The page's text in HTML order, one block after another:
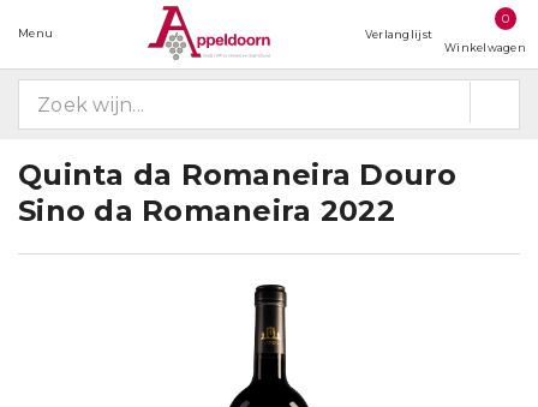
Menu Verlanglijst
0
Winkelwagen
Quinta da Romaneira Douro
Sino da Romaneira 2022